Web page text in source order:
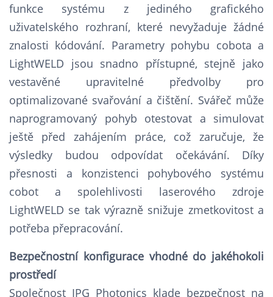
funkce systému z jediného grafického
uživatelského rozhraní, které nevyžaduje žádné
znalosti kódování. Parametry pohybu cobota a
LightWELD jsou snadno přístupné, stejně jako
vestavěné upravitelné předvolby pro
optimalizované svařování a čištění. Svářeč může
naprogramovaný pohyb otestovat a simulovat
ještě před zahájením práce, což zaručuje, že
výsledky budou odpovídat očekávání. Díky
přesnosti a konzistenci pohybového systému
cobot a spolehlivosti laserového zdroje
LightWELD se tak výrazně snižuje zmetkovitost a
potřeba přepracování.
Bezpečnostní konfigurace vhodné do jakéhokoli
prostředí
Společnost IPG Photonics klade bezpečnost na